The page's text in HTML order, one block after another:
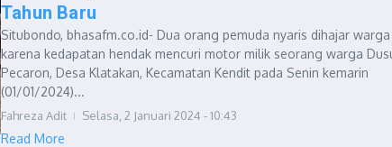
Tahun Baru
Situbondo, bhasafm.co.id- Dua orang pemuda nyaris dihajar warga
karena kedapatan hendak mencuri motor milik seorang warga
Pecaron, Desa Klatakan, Kecamatan Kendit pada Senin kemarin
(01/01/2024)...
Fahreza Adit Selasa, 2 Januari 2024 - 10:43
Read More